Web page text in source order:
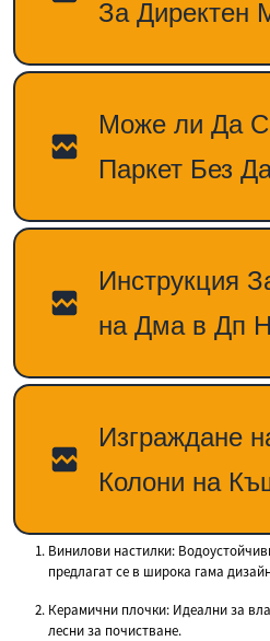
Винилови настилки:
предлагат се в широка гама
Керамични плочки: Идеални за
лесни за почистване.